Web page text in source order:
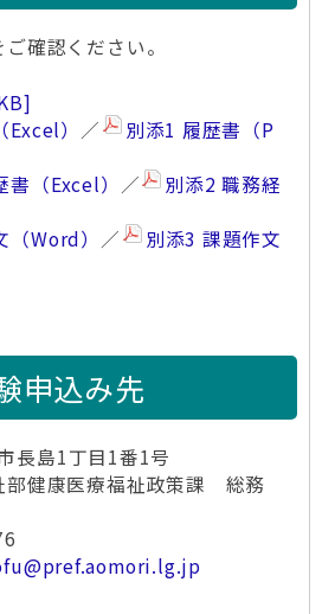
確認ください。
） ／
別添1 履歴書（P
（Excel） ／
別添2 職務経
Word） ／
別添3 課題作文
申込み先
島1丁目1番1号
部健康医療福祉政策課 総務